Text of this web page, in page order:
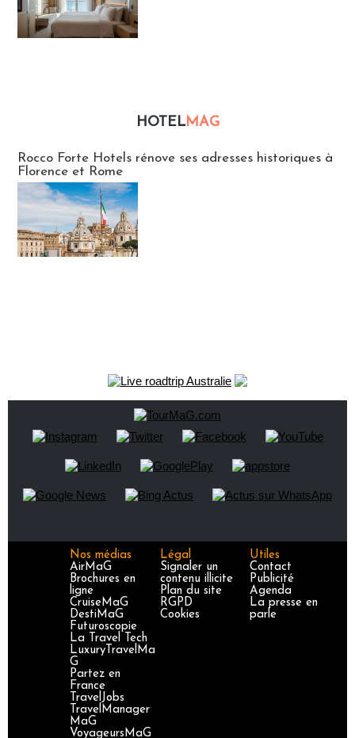
HOTELMAG
Rocco Forte Hotels rénove ses adresses historiques à
Florence et Rome
Nos médias
AirMaG
Brochures en
ligne
CruiseMaG
DestiMaG
Futuroscopie
La Travel Tech
LuxuryTravelMa
G
Partez en
France
TravelJobs
TravelManager
MaG
VoyageursMaG
Légal
Signaler un
contenu illicite
Plan du site
RGPD
Cookies
Utiles
Contact
Publicité
Agenda
La presse en
parle